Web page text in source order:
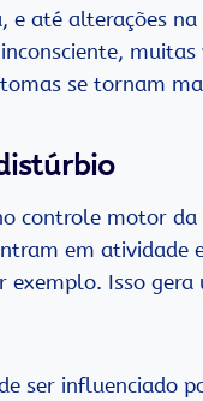
e até alterações
muitas
se tornam
controle motor
em atividade
Isso gera
ser influenciado